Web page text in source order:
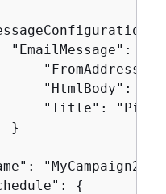
"EmailMessage":
"FromAddress":
"HtmlBody":
"Title":
}
"MyCampaign2",
{